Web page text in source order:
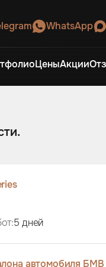
WhatsApp
ЦеныАкции
5 дней
автомобиля БМВ